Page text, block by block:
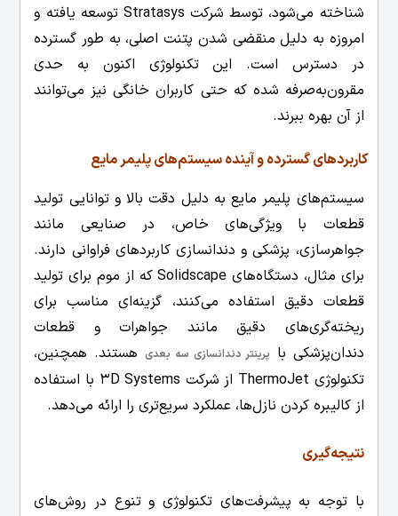
شناخته می‌شود، توسط شرکت Stratasys توسعه یافته و
امروزه به دلیل منقضی شدن پتنت اصلی، به طور گسترده
در دسترس است. این تکنولوژی اکنون به حدی
مقرون‌به‌صرفه شده که حتی کاربران خانگی نیز می‌توانند
از آن بهره ببرند.
کاربردهای گسترده و آینده سیستم‌های پلیمر مایع
سیستم‌های پلیمر مایع به دلیل دقت بالا و توانایی تولید
قطعات با ویژگی‌های خاص، در صنایعی مانند
جواهرسازی، پزشکی و دندانسازی کاربردهای فراوانی دارند.
برای مثال، دستگاه‌های Solidscape که از موم برای تولید
قطعات دقیق استفاده می‌کنند، گزینه‌ای مناسب برای
ریخته‌گری‌های دقیق مانند جواهرات و قطعات
دندان‌پزشکی با پرینتر دندانسازی سه بعدیهستند. همچنین،
تکنولوژی ThermoJet از شرکت 3D Systems با استفاده
از کالیبره کردن نازل‌ها، عملکرد سریع‌تری را ارائه می‌دهد.
نتیجه‌گیری
با توجه به پیشرفت‌های تکنولوژی و تنوع در روش‌های